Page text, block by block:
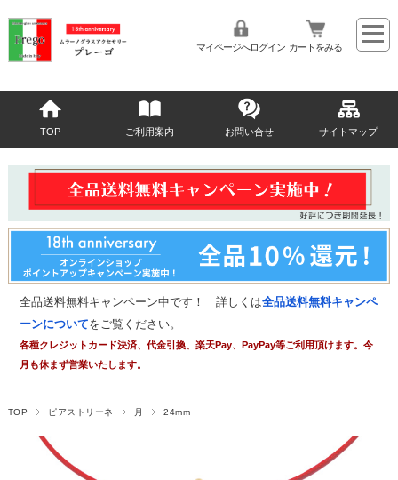
マイページへログイン カートをみる
TOP ご利用案内 お問い合せ サイトマップ
全品送料無料キャンペーン中です！ 詳しくは全品送料無料キャンペ
ーンについてをご覧ください。
各種クレジットカード決済、代金引換、楽天Pay、PayPay等ご利用頂けます。今
月も休まず営業いたします。
TOP ピアストリーネ 月 24mm